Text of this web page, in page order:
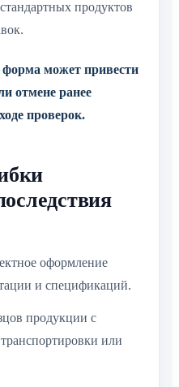
продуктов
может привести
отмене ранее
проверок.
оформление
и спецификаций.
продукции с
или